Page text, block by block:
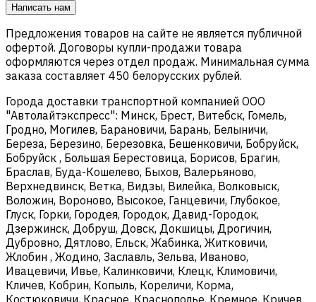
Написать нам
Предложения товаров на сайте не является публичной
офертой. Договоры купли-продажи товара
оформляются через отдел продаж. Минимальная сумма
заказа составляет 450 белорусских рублей.
Города доставки транспортной компанией ООО
"Автолайтэкспресс": Минск, Брест, Витебск, Гомель,
Гродно, Могилев, Барановичи, Барань, Белыничи,
Береза, Березино, Березовка, Бешенковичи, Бобруйск,
Бобруйск , Большая Берестовица, Борисов, Брагин,
Браслав, Буда-Кошелево, Быхов, Валерьяново,
Верхнедвинск, Ветка, Видзы, Вилейка, Волковыск,
Воложин, Вороново, Высокое, Ганцевичи, Глубокое,
Глуск, Горки, Городея, Городок, Давид-Городок,
Дзержинск, Добруш, Довск, Докшицы, Дрогичин,
Дубровно, Дятлово, Ельск, Жабинка, Житковичи,
Жлобин , Жодино, Заславль, Зельва, Иваново,
Ивацевичи, Ивье, Калинковичи, Клецк, Климовичи,
Кличев, Кобрин, Копыль, Кореличи, Корма,
Костюковичи, Красное, Краснополье, Кремное, Кричев,